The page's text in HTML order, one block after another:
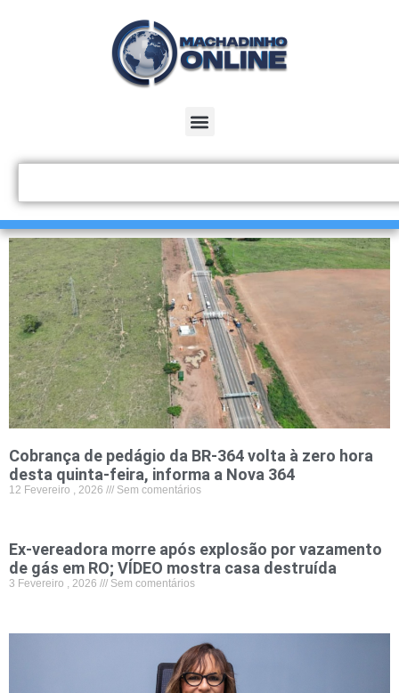
Cobrança de pedágio da BR-364 volta à zero hora
desta quinta-feira, informa a Nova 364
12 Fevereiro , 2026 Sem comentários
Ex-vereadora morre após explosão por vazamento
de gás em RO; VÍDEO mostra casa destruída
3 Fevereiro , 2026 Sem comentários